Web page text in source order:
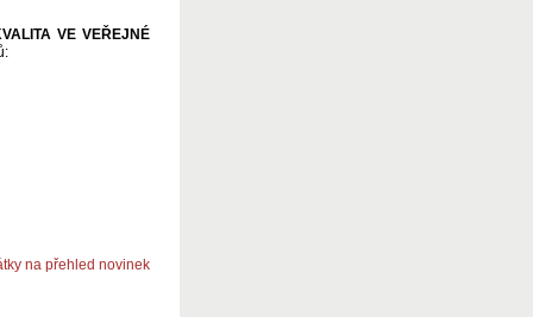
VE VEŘEJNÉ
na přehled novinek